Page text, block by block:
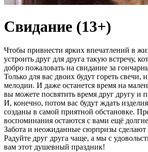
Свидание (13+)
Чтобы привнести ярких впечатлений в
устроить друг для друга такую встречу,
добро пожаловать на свидание за
Только для вас двоих будут гореть свечи,
мелодии. И даже останется время на
вы можете посвятить время друг другу и
И, конечно, потом вас будут ждать
созданы в самой приятной обстановке.
воспоминания остаются с вами ещё
Забота и неожиданные сюрпризы сделают
Радуйте друг друга чаще, а мы с
вам этот душевный праздник!